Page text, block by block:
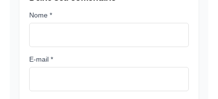
Nome *
E-mail *